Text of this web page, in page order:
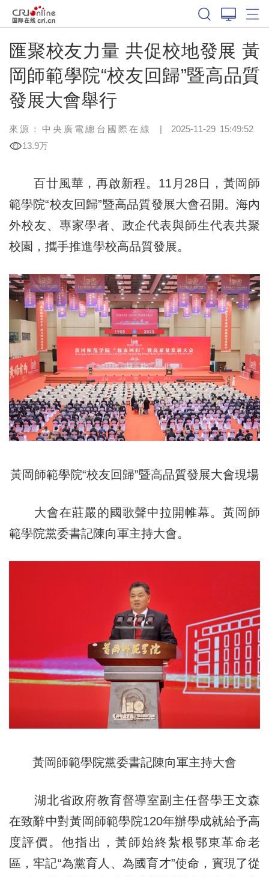
匯聚校友力量 共促校地發展 黃
岡師範學院“校友回歸”暨高品質
發展大會舉行
來源：中央廣電總台國際在線 | 2025-11-29 15:49:52
13.9万
百廿風華，再啟新程。11月28日，黃岡師
範學院“校友回歸”暨高品質發展大會召開。海內
外校友、專家學者、政企代表與師生代表共聚
校園，攜手推進學校高品質發展。
黃岡師範學院“校友回歸”暨高品質發展大會現場
大會在莊嚴的國歌聲中拉開帷幕。黃岡師
範學院黨委書記陳向軍主持大會。
黃岡師範學院黨委書記陳向軍主持大會
湖北省政府教育督導室副主任督學王文森
在致辭中對黃岡師範學院120年辦學成就給予高
度評價。他指出，黃師始終紮根鄂東革命老
區，牢記“為黨育人、為國育才”使命，實現了從